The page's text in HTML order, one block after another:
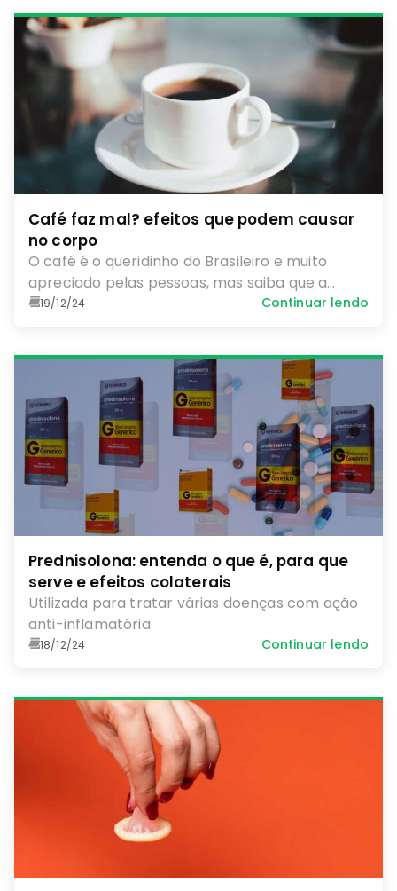
Café faz mal? efeitos que podem causar
no corpo
O café é o queridinho do Brasileiro e muito
apreciado pelas pessoas, mas saiba que a
bebida causa efeitos positivos e negativos no
19/12/24 Continuar lendo
Prednisolona: entenda o que é, para que
serve e efeitos colaterais
Utilizada para tratar várias doenças com ação
anti-inflamatória
18/12/24 Continuar lendo